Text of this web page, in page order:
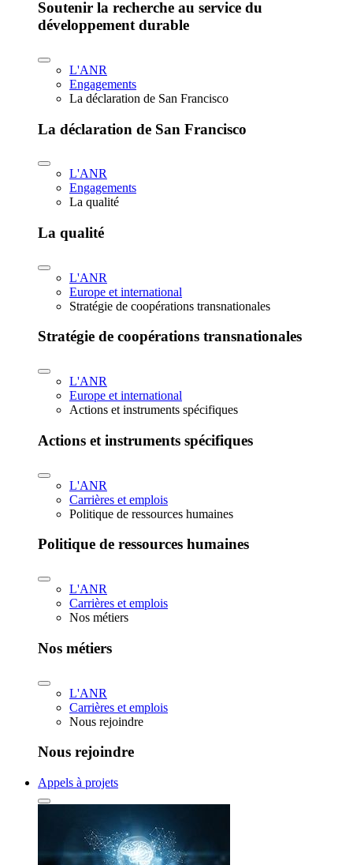
Soutenir la recherche au service du
développement durable
L'ANR
Engagements
La déclaration de San Francisco
La déclaration de San Francisco
L'ANR
Engagements
La qualité
La qualité
L'ANR
Europe et international
Stratégie de coopérations transnationales
Stratégie de coopérations transnationales
L'ANR
Europe et international
Actions et instruments spécifiques
Actions et instruments spécifiques
L'ANR
Carrières et emplois
Politique de ressources humaines
Politique de ressources humaines
L'ANR
Carrières et emplois
Nos métiers
Nos métiers
L'ANR
Carrières et emplois
Nous rejoindre
Nous rejoindre
Appels à projets